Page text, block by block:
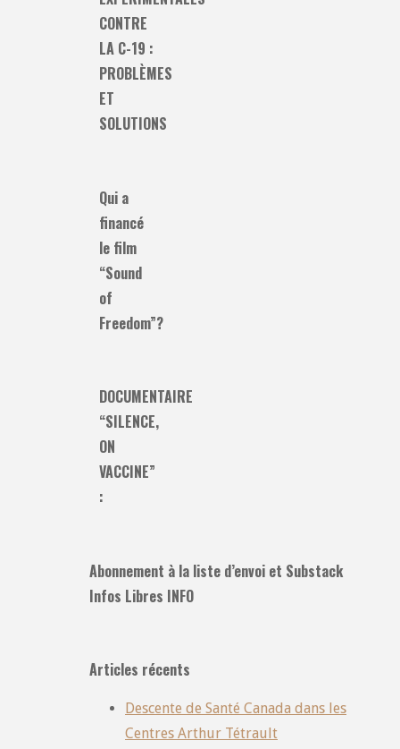
CONTRE
LA C-19 :
PROBLÈMES
ET
SOLUTIONS
Qui a
financé
le film
“Sound
of
Freedom”?
DOCUMENTAIRE
“SILENCE,
ON
VACCINE”
:
Abonnement à la liste d’envoi et Substack
Infos Libres INFO
Articles récents
Descente de Santé Canada dans les
Centres Arthur Tétrault